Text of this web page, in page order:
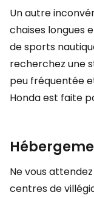
Un autre
chaises longues
de sports
recherchez une
peu fréquentée
Honda est faite
Ne vous
centres de